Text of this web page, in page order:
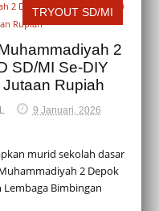
TRYOUT SD/MI
2
SD/MI Se-DIY
Rupiah
9 Januari, 2026
murid sekolah dasar
2 Depok
Lembaga Bimbingan